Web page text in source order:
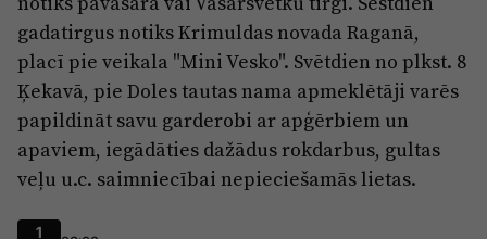
Politika
Pašvaldības
Izglītība
Veselība
Ģimene
Vide
Dzīve un ticība
Ekonomika
Krimināli
Izklaide
gadatirgus notiks Krimuldas novada Raganā,
placī pie veikala "Mini Vesko". Svētdien no plkst. 8
Ķekavā, pie Doles tautas nama apmeklētāji varēs
papildināt savu garderobi ar apģērbiem un
apaviem, iegādāties dažādus rokdarbus, gultas
veļu u.c. saimniecībai nepieciešamās lietas.
1